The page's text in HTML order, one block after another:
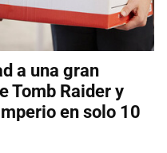
a una gran
Tomb Raider y
en solo 10